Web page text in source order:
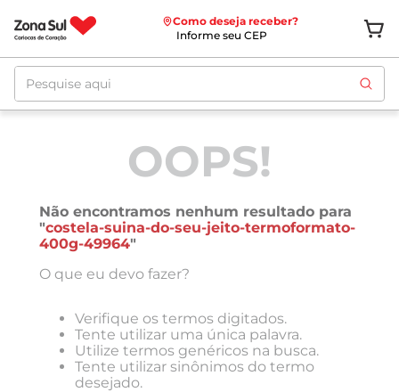
Como deseja receber?
Informe seu CEP
Pesquise aqui
OOPS!
Não encontramos nenhum resultado para
"costela-suina-do-seu-jeito-termoformato-
400g-49964"
O que eu devo fazer?
Verifique os termos digitados.
Tente utilizar uma única palavra.
Utilize termos genéricos na busca.
Tente utilizar sinônimos do termo
desejado.